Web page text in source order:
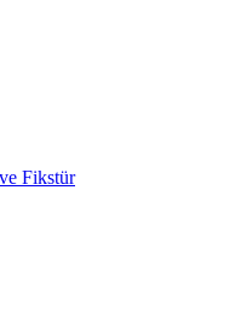
Fikstür